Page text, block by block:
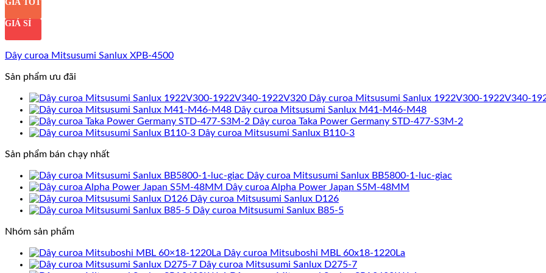
GIÁ TỐT
GIÁ SỈ
Dây curoa Mitsusumi Sanlux XPB-4500
Sản phẩm ưu đãi
Dây curoa Mitsusumi Sanlux 1922V300-1922V340-
Dây curoa Mitsusumi Sanlux M41-M46-M48
Dây curoa Taka Power Germany STD-477-S3M-2
Dây curoa Mitsusumi Sanlux B110-3
Sản phẩm bán chạy nhất
Dây curoa Mitsusumi Sanlux BB5800-1-luc-giac
Dây curoa Alpha Power Japan S5M-48MM
Dây curoa Mitsusumi Sanlux D126
Dây curoa Mitsusumi Sanlux B85-5
Nhóm sản phẩm
Dây curoa Mitsuboshi MBL 60x18-1220La
Dây curoa Mitsusumi Sanlux D275-7